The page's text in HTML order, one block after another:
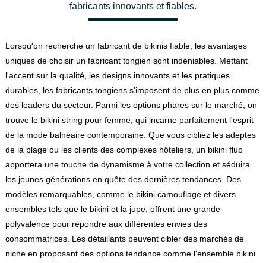
fabricants innovants et fiables.
Lorsqu'on recherche un fabricant de bikinis fiable, les avantages
uniques de choisir un fabricant tongien sont indéniables. Mettant
l'accent sur la qualité, les designs innovants et les pratiques
durables, les fabricants tongiens s'imposent de plus en plus comme
des leaders du secteur. Parmi les options phares sur le marché, on
trouve le bikini string pour femme, qui incarne parfaitement l'esprit
de la mode balnéaire contemporaine. Que vous cibliez les adeptes
de la plage ou les clients des complexes hôteliers, un bikini fluo
apportera une touche de dynamisme à votre collection et séduira
les jeunes générations en quête des dernières tendances. Des
modèles remarquables, comme le bikini camouflage et divers
ensembles tels que le bikini et la jupe, offrent une grande
polyvalence pour répondre aux différentes envies des
consommatrices. Les détaillants peuvent cibler des marchés de
niche en proposant des options tendance comme l'ensemble bikini